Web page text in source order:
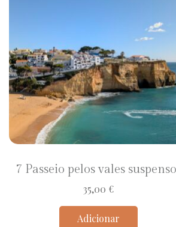
7 Passeio pelos vales
35,00 €
Adicionar